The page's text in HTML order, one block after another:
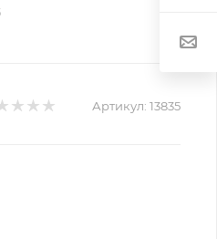
Артикул: 13835